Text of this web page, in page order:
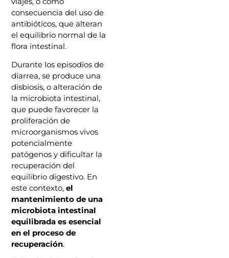
consecuencia del uso de
antibióticos, que alteran
el equilibrio normal de la
flora intestinal.
Durante los episodios de
diarrea, se produce una
disbiosis, o alteración de
la microbiota intestinal,
que puede favorecer la
proliferación de
microorganismos vivos
potencialmente
patógenos y dificultar la
recuperación del
equilibrio digestivo. En
este contexto,el
mantenimiento de una
microbiota intestinal
equilibrada es esencial
en el proceso de
recuperación.